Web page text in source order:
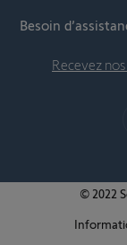
Besoin
Recevez
© 2022